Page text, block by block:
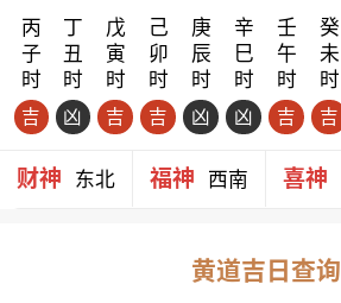
丙
子
时
吉
丁
丑
时
凶
戊
寅
时
吉
己
卯
时
吉
庚
辰
时
凶
辛
巳
时
凶
壬
午
时
吉
癸
未
时
吉
财神 东北 福神 西南 喜神
黄道吉日查询